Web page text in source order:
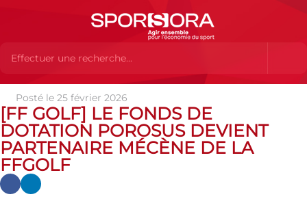
Actualités Actualités
Le fonds de dotation Porosus devient partenaire mécène de la ffgolf
Posté le 25 février 2026
[FF GOLF] LE FONDS DE
DOTATION POROSUS DEVIENT
PARTENAIRE MÉCÈNE DE LA
FFGOLF